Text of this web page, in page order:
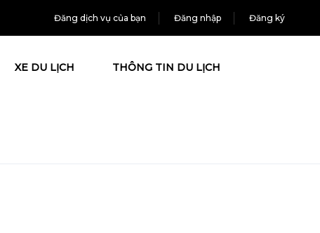
Đăng dịch vụ của bạn Đăng nhập Đăng ký
XE DU LỊCH THÔNG TIN DU LỊCH